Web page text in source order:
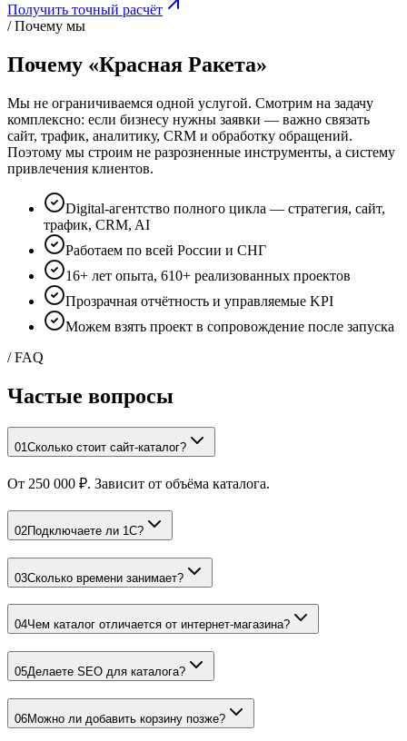
Получить точный расчёт
/ Почему мы
Почему «Красная Ракета»
Мы не ограничиваемся одной услугой. Смотрим на задачу
комплексно: если бизнесу нужны заявки — важно связать
сайт, трафик, аналитику, CRM и обработку обращений.
Поэтому мы строим не разрозненные инструменты, а систему
привлечения клиентов.
Digital-агентство полного цикла — стратегия, сайт,
трафик, CRM, AI
Работаем по всей России и СНГ
16+ лет опыта, 610+ реализованных проектов
Прозрачная отчётность и управляемые KPI
Можем взять проект в сопровождение после запуска
/ FAQ
Частые вопросы
01Сколько стоит сайт-каталог?
От 250 000 ₽. Зависит от объёма каталога.
02Подключаете ли 1С?
03Сколько времени занимает?
04Чем каталог отличается от интернет-магазина?
05Делаете SEO для каталога?
06Можно ли добавить корзину позже?